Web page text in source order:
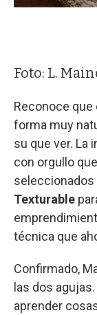
Foto: L.
Reconoce que
forma muy
su que ver. La
con orgullo
seleccionados
Texturable
técnica que
Confirmado,
las dos
aprender